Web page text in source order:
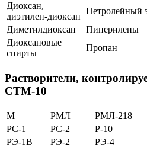
Диоксан,
диэтилен-диоксан
Петролейный
Диметилдиоксан
Пиперилены
Диоксановые
спирты
Пропан
Растворители,
СТМ-10
М РМЛ РМЛ-218
РС-1
РС-2 Р-10
РЭ-1В
РЭ-2 РЭ-4